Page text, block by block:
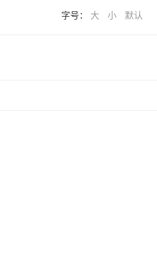
字号： 大 小 默认